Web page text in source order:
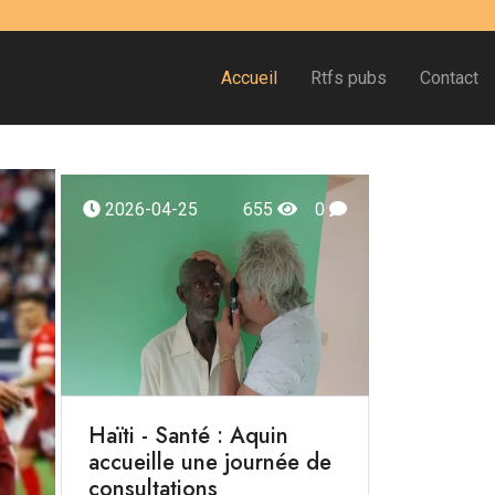
Accueil Rtfs pubs Contact
2026-04-25 655 0
Haïti - Santé : Aquin
accueille une journée de